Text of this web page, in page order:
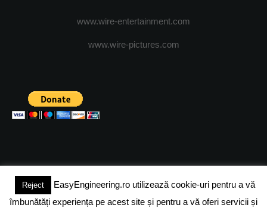
www.wire-entertainment.com
www.wire-pictures.com
(c) 2024 - FineEngineeringMagazine. All rights reserved.
Reject
EasyEngineering.ro utilizează cookie-uri pentru a vă
îmbunătăți experiența pe acest site și pentru a vă oferi servicii și